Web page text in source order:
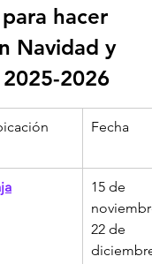
hacer
Navidad y
2026
Fecha
15 de
22 de